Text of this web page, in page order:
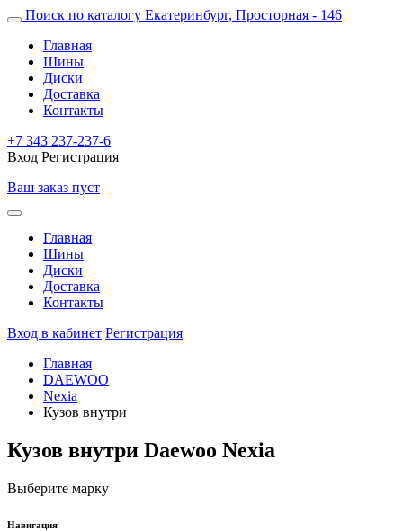
Поиск по каталогу Екатеринбург, Просторная - 146
Главная
Шины
Диски
Доставка
Контакты
+7 343 237-237-6
Вход Регистрация
Ваш заказ пуст
Главная
Шины
Диски
Доставка
Контакты
Вход в кабинет Регистрация
Главная
DAEWOO
Nexia
Кузов внутри
Кузов внутри Daewoo Nexia
Выберите марку
Навигация